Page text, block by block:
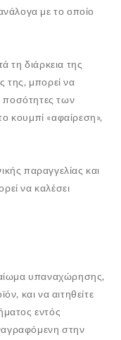
με το οποίο
τη διάρκεια της
της, μπορεί να
ποσότητες των
κουμπί «αφαίρεση»,
παραγγελίας και
να καλέσει
υπαναχώρησης,
και να αιτηθείτε
εντός
στην